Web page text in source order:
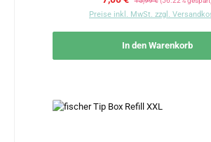
Preise inkl. MwSt. zzgl.
In den Warenkorb